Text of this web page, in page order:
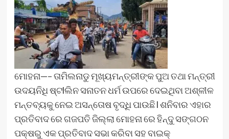
ମୋହନା—– ତାମିଲନାଡୁ ମୂଖ୍ୟମନ୍ତ୍ରୀଙ୍କ ପୁଅ ତଥା ମନ୍ତ୍ରୀ
ଉଦୟନିଧି ଷ୍ଟlଲିନ ସନାତନ ଧର୍ମ ଉପରେ ଦେଇଥିବା ଅଶ୍ଳୀଳ
ମନ୍ତବ୍ୟକୁ ନେଇ ଅସନ୍ତୋଷ ବୃଦ୍ଧି ପାଉଛି l ଶନିବାର ଏହାର
ପ୍ରତିବାଦ ରେ ଗଜପତି ଜିଲ୍ଲା ମୋହନା ରେ ହିନ୍ଦୁ ସଙ୍ଗଠନ
ପକ୍ଷରୁ ଏକ ପ୍ରତିବାଦ ସଭା କରିବା ସହ ବାଇକ୍